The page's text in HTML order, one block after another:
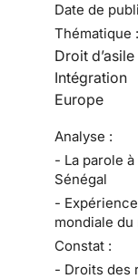
Date de
Thématique :
Droit d’asile
Intégration
Europe
Analyse :
- La parole
Sénégal
-
mondiale
Constat :
- Droits des